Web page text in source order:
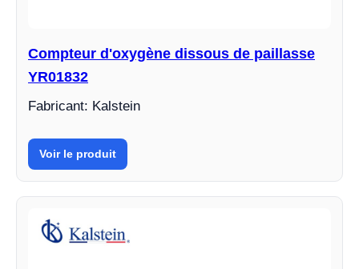
Compteur d'oxygène dissous de paillasse
YR01832
Fabricant: Kalstein
Voir le produit